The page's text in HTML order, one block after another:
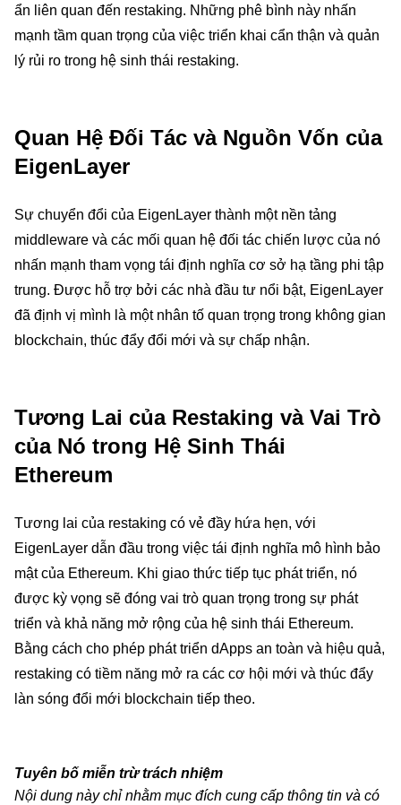
ẩn liên quan đến restaking. Những phê bình này nhấn
mạnh tầm quan trọng của việc triển khai cẩn thận và quản
lý rủi ro trong hệ sinh thái restaking.
Quan Hệ Đối Tác và Nguồn Vốn của
EigenLayer
Sự chuyển đổi của EigenLayer thành một nền tảng
middleware và các mối quan hệ đối tác chiến lược của nó
nhấn mạnh tham vọng tái định nghĩa cơ sở hạ tầng phi tập
trung. Được hỗ trợ bởi các nhà đầu tư nổi bật, EigenLayer
đã định vị mình là một nhân tố quan trọng trong không gian
blockchain, thúc đẩy đổi mới và sự chấp nhận.
Tương Lai của Restaking và Vai Trò
của Nó trong Hệ Sinh Thái
Ethereum
Tương lai của restaking có vẻ đầy hứa hẹn, với
EigenLayer dẫn đầu trong việc tái định nghĩa mô hình bảo
mật của Ethereum. Khi giao thức tiếp tục phát triển, nó
được kỳ vọng sẽ đóng vai trò quan trọng trong sự phát
triển và khả năng mở rộng của hệ sinh thái Ethereum.
Bằng cách cho phép phát triển dApps an toàn và hiệu quả,
restaking có tiềm năng mở ra các cơ hội mới và thúc đẩy
làn sóng đổi mới blockchain tiếp theo.
Tuyên bố miễn trừ trách nhiệm
Nội dung này chỉ nhằm mục đích cung cấp thông tin và có